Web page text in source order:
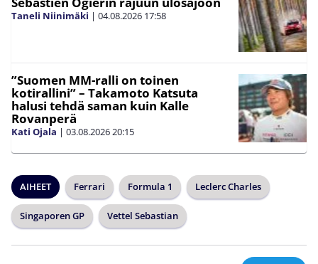
Taneli Niinimäki | 04.08.2026 17:58
”Suomen MM-ralli on toinen
kotirallini” – Takamoto Katsuta
halusi tehdä saman kuin Kalle
Rovanperä
Kati Ojala | 03.08.202620:15
AIHEET Ferrari Formula 1 Leclerc Charles
Singaporen GP Vettel Sebastian